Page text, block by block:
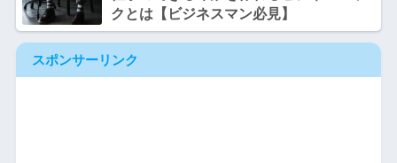
クとは【ビジネスマン必見】
スポンサーリンク